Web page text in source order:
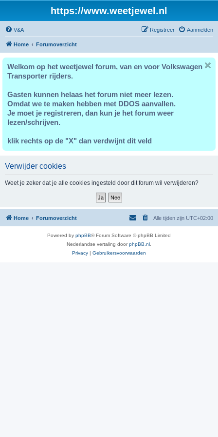
https://www.weetjewel.nl
V&A Aanmelden
Registreer
Home Forumoverzicht
Welkom op het weetjewel forum, van en voor Volkswagen
Transporter rijders.
Gasten kunnen helaas het forum niet meer lezen.
Omdat we te maken hebben met DDOS aanvallen.
Je moet je registreren, dan kun je het forum weer
lezen/schrijven.
klik rechts op de "X" dan verdwijnt dit veld
Verwijder cookies
Weet je zeker dat je alle cookies ingesteld door dit forum wil verwijderen?
Home Forumoverzicht Alle tijden zijn UTC+02:00
Powered by phpBB® Forum Software © phpBB Limited
Nederlandse vertaling doorphpBB.nl
Privacy | Gebruikersvoorwaarden